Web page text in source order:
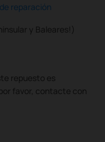
reparación
y Baleares!)
repuesto es
favor, contacte con